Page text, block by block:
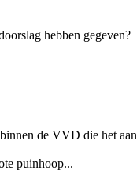
hebben gegeven?
de VVD die het aan
puinhoop...